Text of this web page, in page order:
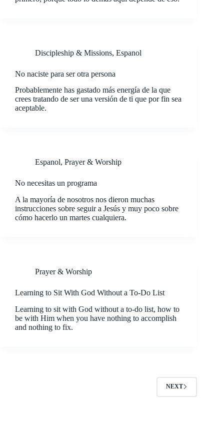
Discipleship & Missions, Espanol
No naciste para ser otra persona
Probablemente has gastado más energía de la que
crees tratando de ser una versión de ti que por fin sea
aceptable.
Espanol, Prayer & Worship
No necesitas un programa
A la mayoría de nosotros nos dieron muchas
instrucciones sobre seguir a Jesús y muy poco sobre
cómo hacerlo un martes cualquiera.
Prayer & Worship
Learning to Sit With God Without a To-Do List
Learning to sit with God without a to-do list, how to
be with Him when you have nothing to accomplish
and nothing to fix.
NEXT